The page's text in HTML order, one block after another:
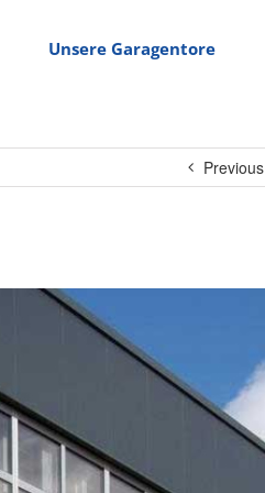
Unsere Garagentore
Previous